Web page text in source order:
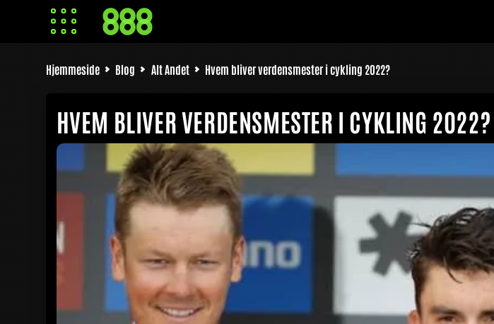
Hjemmeside Blog Alt Andet Hvem bliver verdensmester i cykling 2022?
HVEM BLIVER VERDENSMESTER I CYKLING 2022?